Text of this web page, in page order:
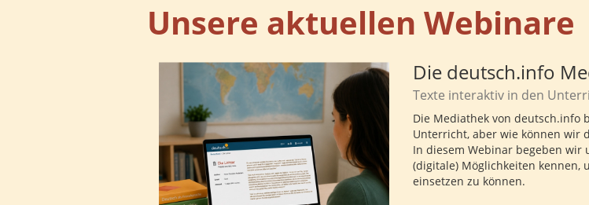
Unsere aktuellen Webinare
Die deutsch.info
Texte interaktiv in den
Die Mediathek von deutsch.info
Unterricht, aber wie können wir
In diesem Webinar begeben wir
(digitale) Möglichkeiten
einsetzen zu können.